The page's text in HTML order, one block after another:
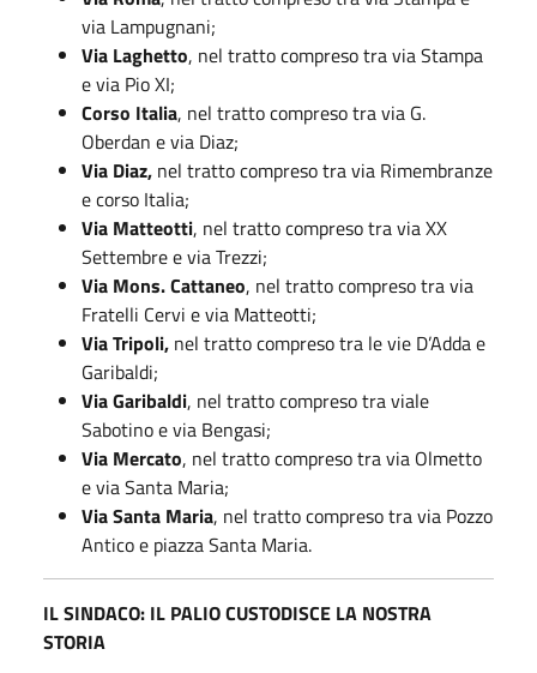
via Lampugnani;
Via Laghetto, nel tratto compreso tra via Stampa
e via Pio XI;
Corso Italia, nel tratto compreso tra via G.
Oberdan e via Diaz;
Via Diaz, nel tratto compreso tra via Rimembranze
e corso Italia;
Via Matteotti, nel tratto compreso tra via XX
Settembre e via Trezzi;
Via Mons. Cattaneo, nel tratto compreso tra via
Fratelli Cervi e via Matteotti;
Via Tripoli, nel tratto compreso tra le vie D’Adda e
Garibaldi;
Via Garibaldi, nel tratto compreso tra viale
Sabotino e via Bengasi;
Via Mercato, nel tratto compreso tra via Olmetto
e via Santa Maria;
Via Santa Maria, nel tratto compreso tra via Pozzo
Antico e piazza Santa Maria.
IL SINDACO: IL PALIO CUSTODISCE LA NOSTRA
STORIA